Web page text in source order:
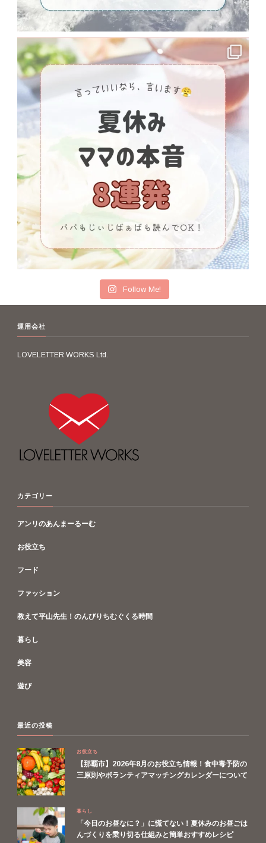
Follow Me!
運用会社
LOVELETTER WORKS Ltd.
カテゴリー
アンリのあんまーるーむ
お役立ち
フード
ファッション
教えて平山先生！のんびりちむぐくる時間
暮らし
美容
遊び
最近の投稿
お役立ち
【那覇市】2026年8月のお役立ち情報！食中毒予防の
三原則やボランティアマッチングカレンダーについて
暮らし
「今日のお昼なに？」に慌てない！夏休みのお昼ごは
んづくりを乗り切る仕組みと簡単おすすめレシピ